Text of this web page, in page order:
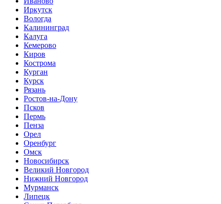
Иркутск
Вологда
Калининград
Калуга
Кемерово
Киров
Кострома
Курган
Курск
Рязань
Ростов-на-Дону
Псков
Пермь
Пенза
Орел
Оренбург
Омск
Новосибирск
Великий Новгород
Нижний Новгород
Мурманск
Липецк